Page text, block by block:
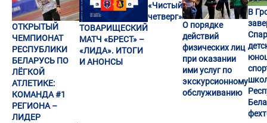
ОТКРЫТЫЙ
ЧЕМПИОНАТ
РЕСПУБЛИКИ
БЕЛАРУСЬ ПО
ЛЁГКОЙ
АТЛЕТИКЕ:
КОМАНДА #1
РЕГИОНА –
ЛИДЕР
ТОВАРИЩЕСКИЙ
МАТЧ «БРЕСТ» –
«ЛИДА». ИТОГИ
И АНОНСЫ
«Чистый
четверг»
О порядке
действий
физических лиц
при оказании
ими услуг по
экскурсионному
обслуживанию
В